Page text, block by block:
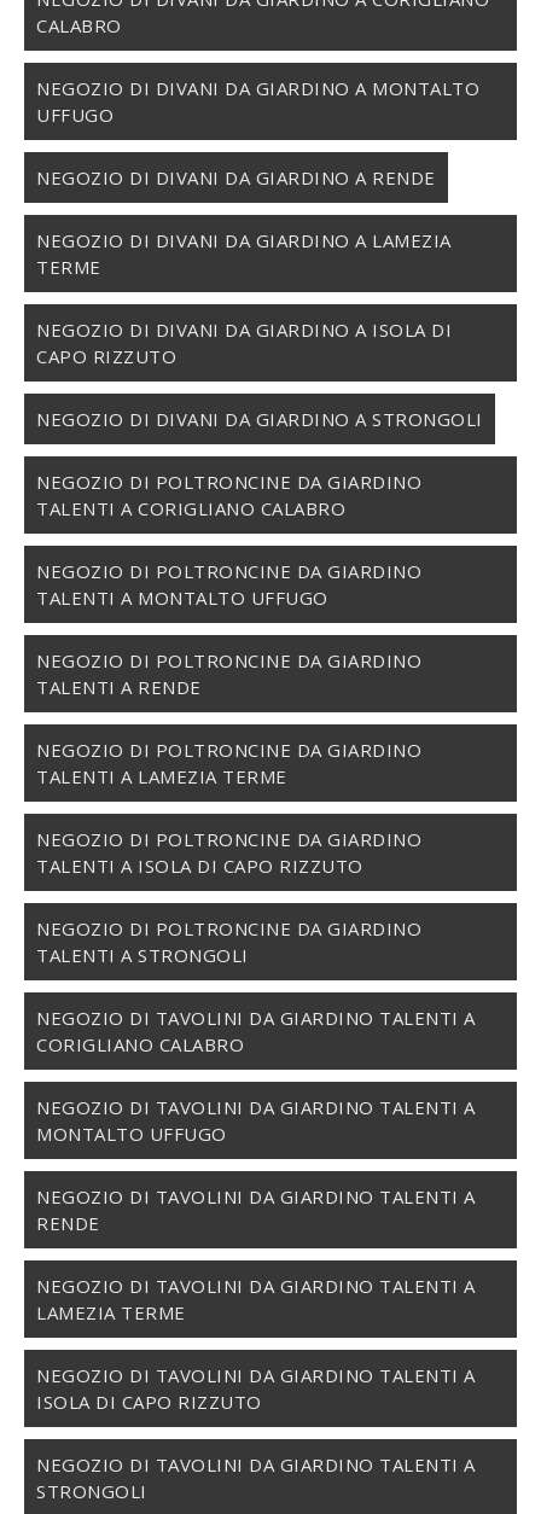
CALABRO
NEGOZIO DI DIVANI DA GIARDINO A MONTALTO
UFFUGO
NEGOZIO DI DIVANI DA GIARDINO A RENDE
NEGOZIO DI DIVANI DA GIARDINO A LAMEZIA
TERME
NEGOZIO DI DIVANI DA GIARDINO A ISOLA DI
CAPO RIZZUTO
NEGOZIO DI DIVANI DA GIARDINO A STRONGOLI
NEGOZIO DI POLTRONCINE DA GIARDINO
TALENTI A CORIGLIANO CALABRO
NEGOZIO DI POLTRONCINE DA GIARDINO
TALENTI A MONTALTO UFFUGO
NEGOZIO DI POLTRONCINE DA GIARDINO
TALENTI A RENDE
NEGOZIO DI POLTRONCINE DA GIARDINO
TALENTI A LAMEZIA TERME
NEGOZIO DI POLTRONCINE DA GIARDINO
TALENTI A ISOLA DI CAPO RIZZUTO
NEGOZIO DI POLTRONCINE DA GIARDINO
TALENTI A STRONGOLI
NEGOZIO DI TAVOLINI DA GIARDINO TALENTI A
CORIGLIANO CALABRO
NEGOZIO DI TAVOLINI DA GIARDINO TALENTI A
MONTALTO UFFUGO
NEGOZIO DI TAVOLINI DA GIARDINO TALENTI A
RENDE
NEGOZIO DI TAVOLINI DA GIARDINO TALENTI A
LAMEZIA TERME
NEGOZIO DI TAVOLINI DA GIARDINO TALENTI A
ISOLA DI CAPO RIZZUTO
NEGOZIO DI TAVOLINI DA GIARDINO TALENTI A
STRONGOLI